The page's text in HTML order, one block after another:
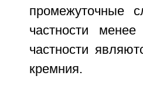
промежуточные
частности
частности
кремния.